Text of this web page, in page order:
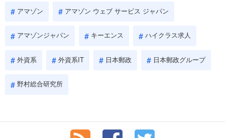
アマゾン アマゾン ウェブ サービス ジャパン
アマゾンジャパン キーエンス ハイクラス求人
外資系 外資系IT 日本郵政 日本郵政グループ
野村総合研究所